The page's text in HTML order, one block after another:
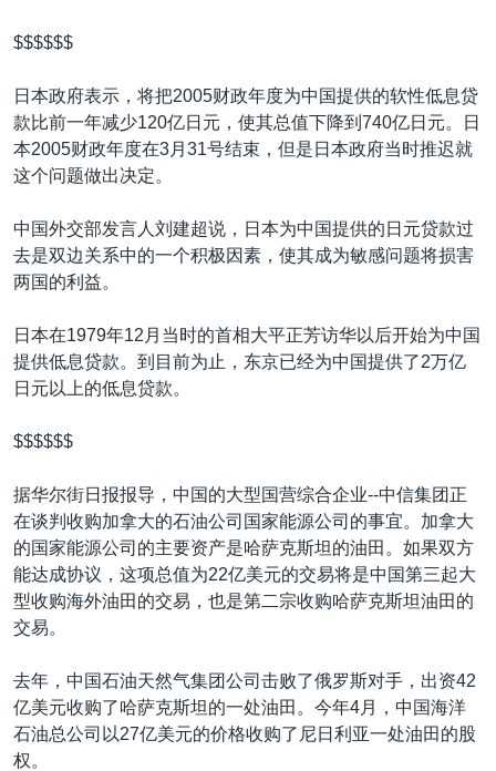
$$$$$$
日本政府表示，将把2005财政年度为中国提供的软性低息贷
款比前一年减少120亿日元，使其总值下降到740亿日元。日
本2005财政年度在3月31号结束，但是日本政府当时推迟就
这个问题做出决定。
中国外交部发言人刘建超说，日本为中国提供的日元贷款过
去是双边关系中的一个积极因素，使其成为敏感问题将损害
两国的利益。
日本在1979年12月当时的首相大平正芳访华以后开始为中国
提供低息贷款。到目前为止，东京已经为中国提供了2万亿
日元以上的低息贷款。
$$$$$$
据华尔街日报报导，中国的大型国营综合企业--中信集团正
在谈判收购加拿大的石油公司国家能源公司的事宜。加拿大
的国家能源公司的主要资产是哈萨克斯坦的油田。如果双方
能达成协议，这项总值为22亿美元的交易将是中国第三起大
型收购海外油田的交易，也是第二宗收购哈萨克斯坦油田的
交易。
去年，中国石油天然气集团公司击败了俄罗斯对手，出资42
亿美元收购了哈萨克斯坦的一处油田。今年4月，中国海洋
石油总公司以27亿美元的价格收购了尼日利亚一处油田的股
权。